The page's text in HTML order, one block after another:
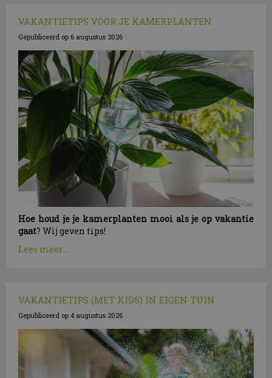
VAKANTIETIPS VOOR JE KAMERPLANTEN
Gepubliceerd op 6 augustus 2026
Hoe houd je je kamerplanten mooi als je op vakantie
gaat? Wij geven tips!
Lees meer...
VAKANTIETIPS (MET KIDS) IN EIGEN TUIN
Gepubliceerd op 4 augustus 2026